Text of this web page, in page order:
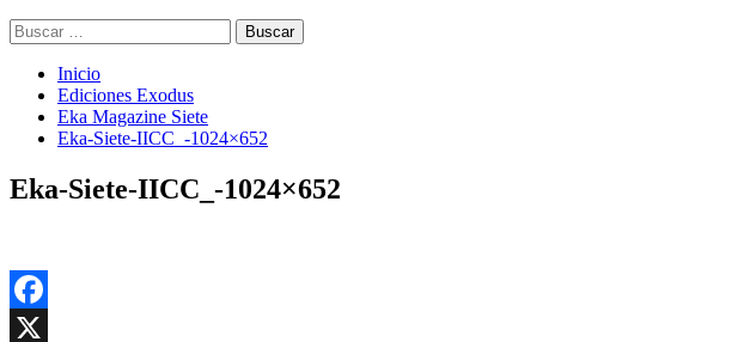
Buscar:
Inicio
Ediciones Exodus
Eka Magazine Siete
Eka-Siete-IICC_-1024×652
Eka-Siete-IICC_-1024×652
Facebook